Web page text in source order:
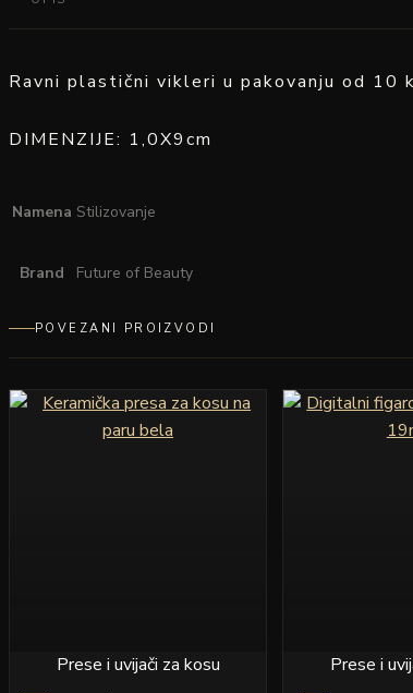
Ravni plastični vikleri u pakovanju od 10
DIMENZIJE: 1,0X9cm
Namena Stilizovanje
Brand Future of Beauty
POVEZANI PROIZVODI
Prese i uvijači za kosu Prese i